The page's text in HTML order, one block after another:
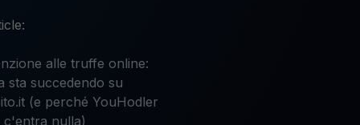
alle truffe online:
sta succedendo su
(e perché YouHodler
c'entra nulla)